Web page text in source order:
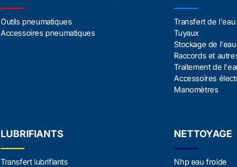
Outils pneumatiques
Accessoires pneumatiques
Transfert de l'eau
Tuyaux
Stockage de l'eau
Raccords et
Traitement de
Accessoires
Manomètres
LUBRIFIANTS
Transfert lubrifiants
NETTOYAGE
Nhp eau froide